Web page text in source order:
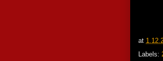
at
Labels: